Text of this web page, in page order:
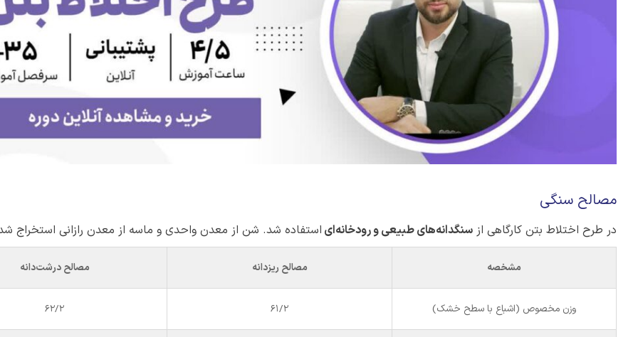
مصالح سنگی
در طرح اختلاط بتن کارگاهی از سنگدانه‌های طبیعی و رودخانه‌ای استفاده شد. شن از معدن واحدی و ماسه از معدن رازانی استخراج
مشخصه مصالح ریزدانه مصالح درشت‌دانه
وزن مخصوص (اشباع با سطح خشک) 61/2
62/2